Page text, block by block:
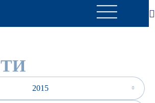
2015